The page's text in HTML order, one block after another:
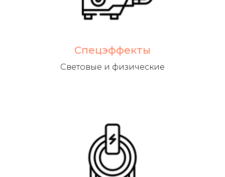
Спецэффекты
Световые и физические